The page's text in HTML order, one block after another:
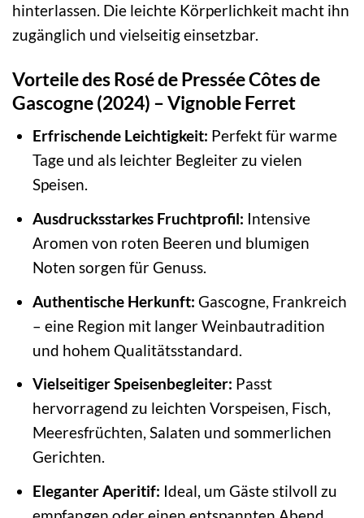
hinterlassen. Die leichte Körperlichkeit macht ihn
zugänglich und vielseitig einsetzbar.
Vorteile des Rosé de Pressée Côtes de
Gascogne (2024) – Vignoble Ferret
Erfrischende Leichtigkeit: Perfekt für warme
Tage und als leichter Begleiter zu vielen
Speisen.
Ausdrucksstarkes Fruchtprofil: Intensive
Aromen von roten Beeren und blumigen
Noten sorgen für Genuss.
Authentische Herkunft: Gascogne, Frankreich
– eine Region mit langer Weinbautradition
und hohem Qualitätsstandard.
Vielseitiger Speisenbegleiter: Passt
hervorragend zu leichten Vorspeisen, Fisch,
Meeresfrüchten, Salaten und sommerlichen
Gerichten.
Eleganter Aperitif: Ideal, um Gäste stilvoll zu